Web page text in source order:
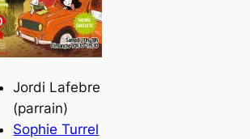
Jordi Lafebre
(parrain)
Sophie Turrel